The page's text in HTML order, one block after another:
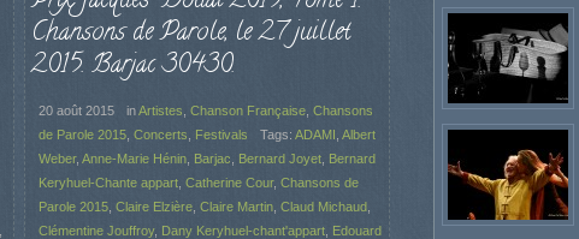
Chansons de Parole, le 27 juillet
2015. Barjac 30430.
20 août 2015 inArtistes Chanson Française, Chansons
de Parole 2015, Concerts Festivals Tags: ADAMI Albert
Weber, Anne-Marie Hénin, Barjac Bernard Joyet, Bernard
Keryhuel-Chante appart, Catherine Cour, Chansons de
Parole 2015, Claire Elzière, Claire Martin, Claud Michaud,
Clémentine Jouffroy, Dany Keryhuel-chant'appart, Edouard